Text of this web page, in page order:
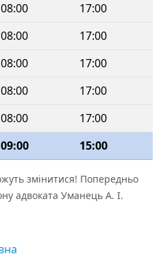
08:00
17:00
08:00
17:00
08:00
17:00
08:00
17:00
08:00
17:00
09:00 15:00
змінитися! Попередньо
адвоката Уманець А. І.